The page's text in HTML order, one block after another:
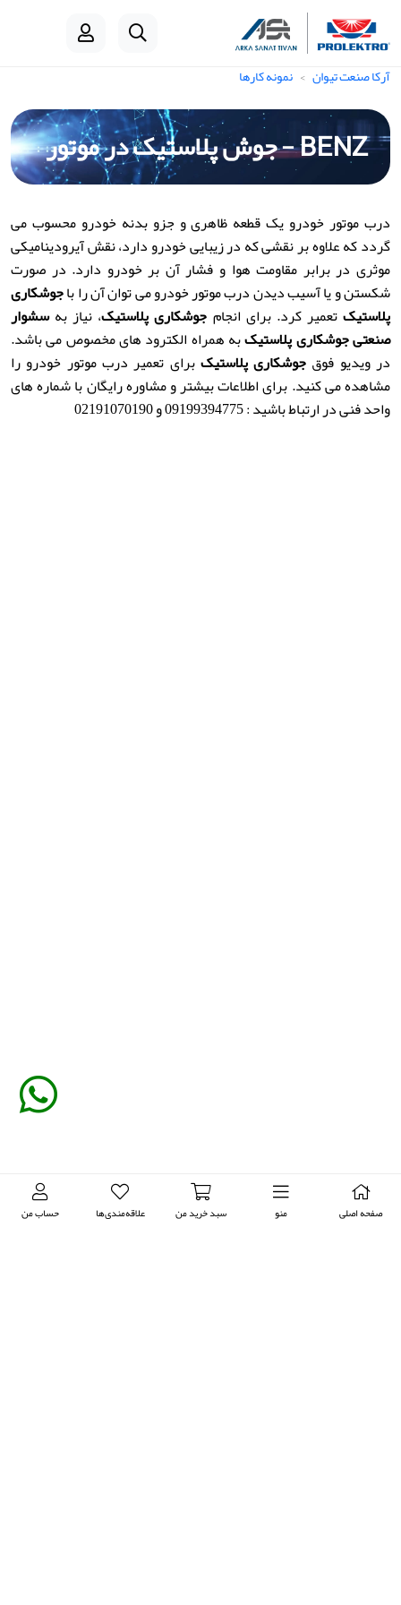
صفحه اصلی منو سبد خرید من علاقه‌مندی‌ها حساب من
آرکا صنعت تیوان نمونه کارها
BENZ - جوش پلاستیک در موتور
درب موتور خودرو یک قطعه ظاهری و جزو بدنه خودرو محسوب می
گردد که علاوه بر نقشی که در زیبایی خودرو دارد، نقش آیرودینامیکی
موثری در برابر مقاومت هوا و فشار آن بر خودرو دارد. در صورت
شکستن و یا آسیب دیدن درب موتور خودرو می توان آن را باجوشکاری
پلاستیکتعمیر کرد. برای انجام جوشکاری پلاستیک، نیاز بهسشوار
صنعتی جوشکاری پلاستیکبه همراه الکترود های مخصوص می باشد.
در ویدیو فوق جوشکاری پلاستیکبرای تعمیر درب موتور خودرو را
مشاهده می کنید. برای اطلاعات بیشتر و مشاوره رایگان با شماره های
واحد فنی در ارتباط باشید : 09199394775 و 02191070190